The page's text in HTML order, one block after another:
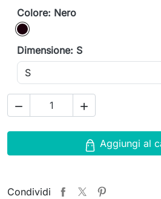
Colore: Nero
Nero
Dimensione: S
 
Aggiungi al
Condividi